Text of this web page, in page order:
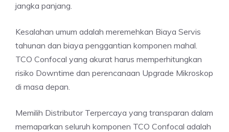
jangka panjang.
Kesalahan umum adalah meremehkan Biaya Servis
tahunan dan biaya penggantian komponen mahal.
TCO Confocal yang akurat harus memperhitungkan
risiko Downtime dan perencanaan Upgrade Mikroskop
di masa depan.
Memilih Distributor Terpercaya yang transparan dalam
memaparkan seluruh komponen TCO Confocal adalah